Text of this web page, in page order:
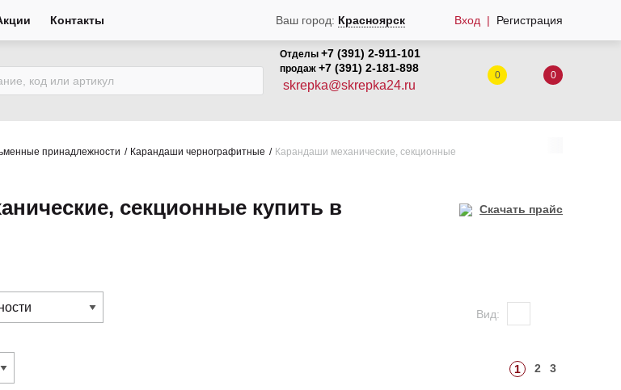
Контакты Ваш город: Красноярск Вход Регистрация
Отделы +7 (391) 2-911-101
продаж +7 (391) 2-181-898
skrepka@skrepka24.ru
0 0
принадлежности Карандаши чернографитные Карандаши механические, секционные
секционные купить в
Скачать прайс
Вид:
1 2 3